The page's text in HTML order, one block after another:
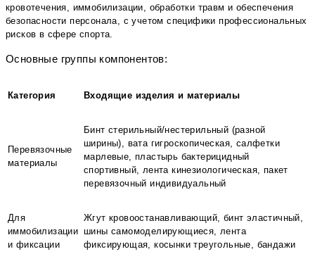
кровотечения, иммобилизации, обработки травм и обеспечения
безопасности персонала, с учетом специфики профессиональных
рисков в сфере спорта.
Основные группы компонентов:
Категория Входящие изделия и материалы
Перевязочные
материалы
Бинт стерильный/нестерильный (разной
ширины), вата гигроскопическая, салфетки
марлевые, пластырь бактерицидный
спортивный, лента кинезиологическая, пакет
перевязочный индивидуальный
Для
иммобилизации
и фиксации
Жгут кровоостанавливающий, бинт эластичный,
шины самомоделирующиеся, лента
фиксирующая, косынки треугольные, бандажи